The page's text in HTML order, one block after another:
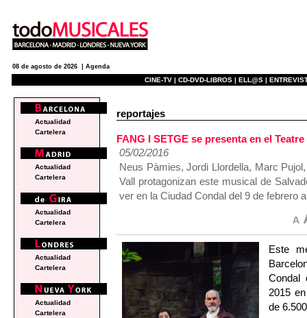
08 de agosto de 2026 | Agenda
CINE-TV | CD-DVD-LIBROS | ELL@S |
reportajes
FANG I SETGE se presenta en el
05/02/2016
Neus Pàmies, Jordi Llordella, Marc
Vall protagonizan este musical de
ver en la Ciudad Condal del 9 de febrero
Este
Condal
2015
de
Actualidad
Cartelera
Actualidad
Cartelera
Actualidad
Cartelera
Actualidad
Cartelera
Actualidad
Cartelera